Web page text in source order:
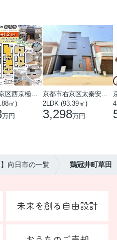
㎡)
万円
2LDK (93.39㎡)
3,298万円
】向日市の一覧 鶏冠井町草田